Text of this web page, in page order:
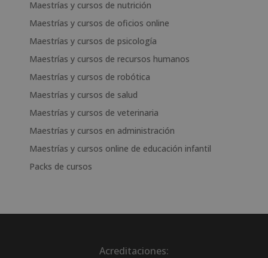
Maestrías y cursos de nutrición
Maestrías y cursos de oficios online
Maestrías y cursos de psicología
Maestrías y cursos de recursos humanos
Maestrías y cursos de robótica
Maestrías y cursos de salud
Maestrías y cursos de veterinaria
Maestrías y cursos en administración
Maestrías y cursos online de educación infantil
Packs de cursos
Acreditaciones: